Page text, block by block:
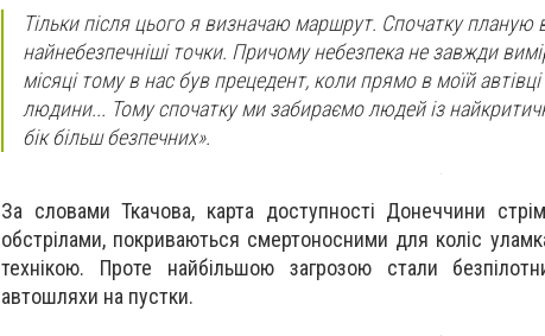
Тільки після цього я визначаю маршрут. Спочатку планую
найнебезпечніші точки. Причому небезпека не завжди
місяці тому в нас був прецедент, коли прямо в моїй автівці
людини... Тому спочатку ми забираємо людей із
бік більш безпечних».
За словами Ткачова, карта доступності Донеччини
обстрілами, покриваються смертоносними для коліс
технікою. Проте найбільшою загрозою стали
автошляхи на пустки.